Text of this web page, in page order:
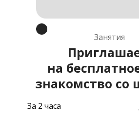
За 2 часа
на
знакомство со
Занятия